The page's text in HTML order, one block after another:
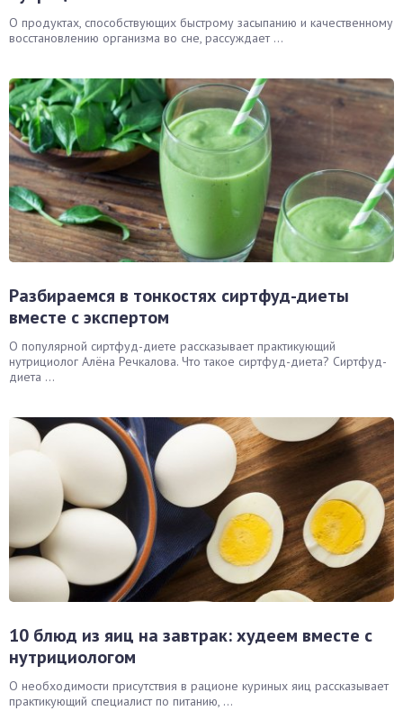
О продуктах, способствующих быстрому засыпанию и качественному
восстановлению организма во сне, рассуждает ...
Разбираемся в тонкостях сиртфуд-диеты
вместе с экспертом
О популярной сиртфуд-диете рассказывает практикующий
нутрициолог Алёна Речкалова. Что такое сиртфуд-диета? Сиртфуд-
диета ...
10 блюд из яиц на завтрак: худеем вместе с
нутрициологом
О необходимости присутствия в рационе куриных яиц рассказывает
практикующий специалист по питанию, ...